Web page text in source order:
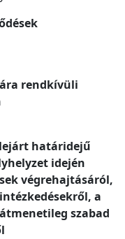
rendkívüli
határidejű
idején
végrehajtásáról,
a
szabad